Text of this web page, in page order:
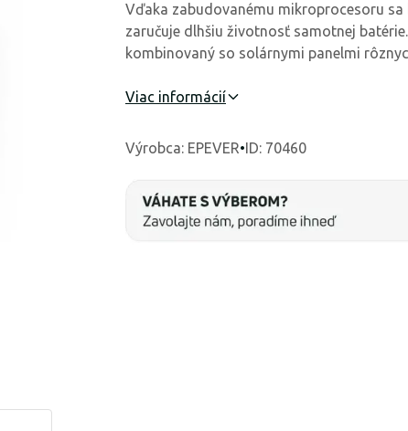
Vďaka zabudovanému mikroprocesoru
zaručuje dlhšiu životnosť samotnej
kombinovaný so solárnymi panelmi
Viac informácií
Výrobca: EPEVER•ID: 70460